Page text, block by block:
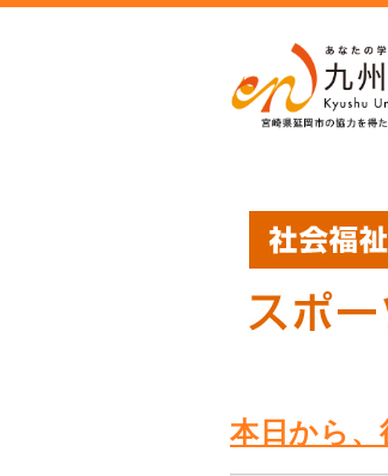
本日から、